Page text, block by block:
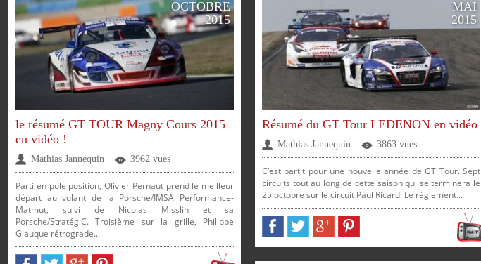
OCTOBRE
2015
le résumé GT TOUR Magny Cours 2015
en vidéo !
Mathias Jannequin 3962 vues
Parti en pole position, Olivier Pernaut prend le meilleur
départ au volant de la Porsche/IMSA Performance-
Matmut, suivi de Nicolas Misslin et sa
Porsche/StratégiC. Troisième sur la grille, Philippe
Giauque rétrograde...
MAI
2015
Résumé du GT Tour LEDENON en vidéo
Mathias Jannequin 3863 vues
C’est partit pour une nouvelle année de GT Tour. Sept
circuits tout au long de cette saison qui se terminera le
25 octobre sur le circuit Paul Ricard. Le règlement...